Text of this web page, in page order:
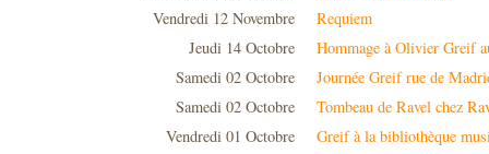
Vendredi 12 Novembre
Requiem
Jeudi 14 Octobre
Hommage à Olivier Greif
Samedi 02 Octobre
Journée Greif rue de
Samedi 02 Octobre
Tombeau de Ravel chez
Vendredi 01 Octobre
Greif à la bibliothèque